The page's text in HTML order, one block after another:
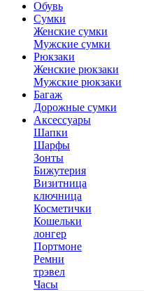
Обувь
Сумки
Женские сумки
Мужские сумки
Рюкзаки
Женские рюкзаки
Мужские рюкзаки
Багаж
Дорожные сумки
Аксессуары
Шапки
Шарфы
Зонты
Бижутерия
Визитница
ключница
Косметички
Кошельки
лонгер
Портмоне
Ремни
трэвел
Часы